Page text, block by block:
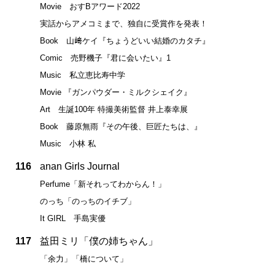
Movie おすBアワード2022
実話からアメコミまで、独自に受賞作を発表！
Book 山﨑ケイ『ちょうどいい結婚のカタチ』
Comic 売野機子『君に会いたい』1
Music 私立恵比寿中学
Movie 『ガンパウダー・ミルクシェイク』
Art 生誕100年 特撮美術監督 井上泰幸展
Book 藤原無雨『その午後、巨匠たちは、』
Music 小林 私
116 anan Girls Journal
Perfume「新それってわからん！」
のっち「のっちのイチブ」
It GIRL 手島実優
117 益田ミリ「僕の姉ちゃん」
「余力」「橋について」